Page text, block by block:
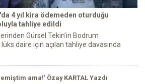
4 yıl kira ödemeden oturduğu
tahliye edildi
Gürsel Tekin’in Bodrum
daire için açılan tahliye davasında
ama!’ Özay KARTAL Yazdı